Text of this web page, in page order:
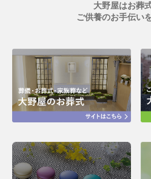
大野屋はお葬
ご供養のお手伝い